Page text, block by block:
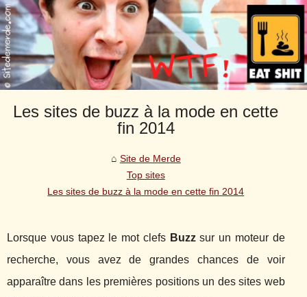
Les sites de buzz à la mode en cette
fin 2014
Site de Merde
Top sites
Les sites de buzz à la mode en cette fin 2014
Lorsque vous tapez le mot clefs Buzzsur un moteur de
recherche, vous avez de grandes chances de voir
apparaître dans les premières positions un des sites web